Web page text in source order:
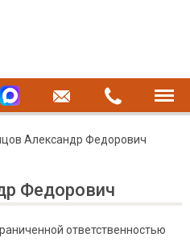
Александр Федорович
Федорович
ответственностью